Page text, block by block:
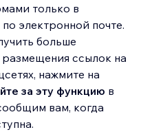
только в
электронной почте.
больше
ссылок на
нажмите на
за эту функцию в
вам, когда